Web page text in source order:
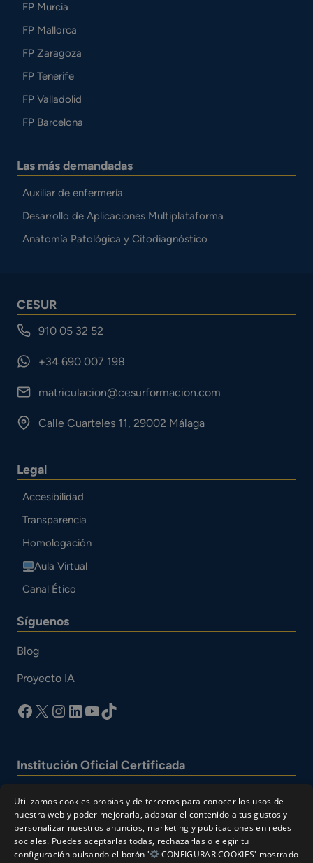
FP Murcia
FP Mallorca
FP Zaragoza
FP Tenerife
FP Valladolid
FP Barcelona
Las más demandadas
Auxiliar de enfermería
Desarrollo de Aplicaciones Multiplataforma
Anatomía Patológica y Citodiagnóstico
CESUR
910 05 32 52
+34 690 007 198
matriculacion@cesurformacion.com
Calle Cuarteles 11, 29002 Málaga
Legal
Accesibilidad
Transparencia
Homologación
Aula Virtual
Canal Ético
Síguenos
Blog
Proyecto IA
facebook
X Instagram
LinkedIn
YouTube
TikTok
Institución Oficial Certificada
Utilizamos cookies propias y de terceros para conocer los usos de
nuestra web y poder mejorarla, adaptar el contenido a tus gustos y
personalizar nuestros anuncios, marketing y publicaciones en redes
sociales. Puedes aceptarlas todas, rechazarlas o elegir tu
configuración pulsando el botón '
CONFIGURAR COOKIES' mostrado